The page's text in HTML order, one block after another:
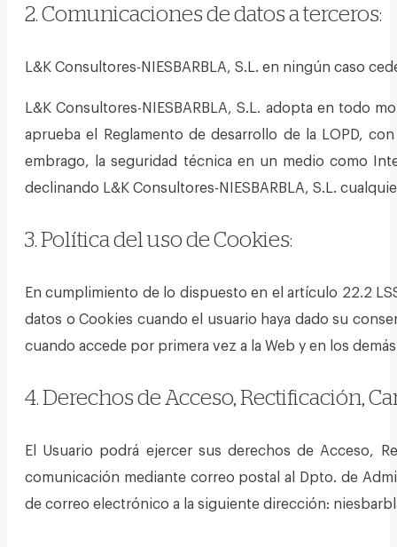
2. Comunicaciones de datos a terceros:
L&K Consultores-NIESBARBLA, S.L. en ningún caso
L&K Consultores-NIESBARBLA, S.L. adopta en todo
aprueba el Reglamento de desarrollo de la LOPD,
embrago, la seguridad técnica en un medio como
declinando L&K Consultores-NIESBARBLA, S.L.
3. Política del uso de Cookies:
En cumplimiento de lo dispuesto en el artículo 22.2
datos o Cookies cuando el usuario haya dado su
cuando accede por primera vez a la Web y en los
4. Derechos de Acceso, Rectificación,
El Usuario podrá ejercer sus derechos de Acceso,
comunicación mediante correo postal al Dpto. de
de correo electrónico a la siguiente dirección: